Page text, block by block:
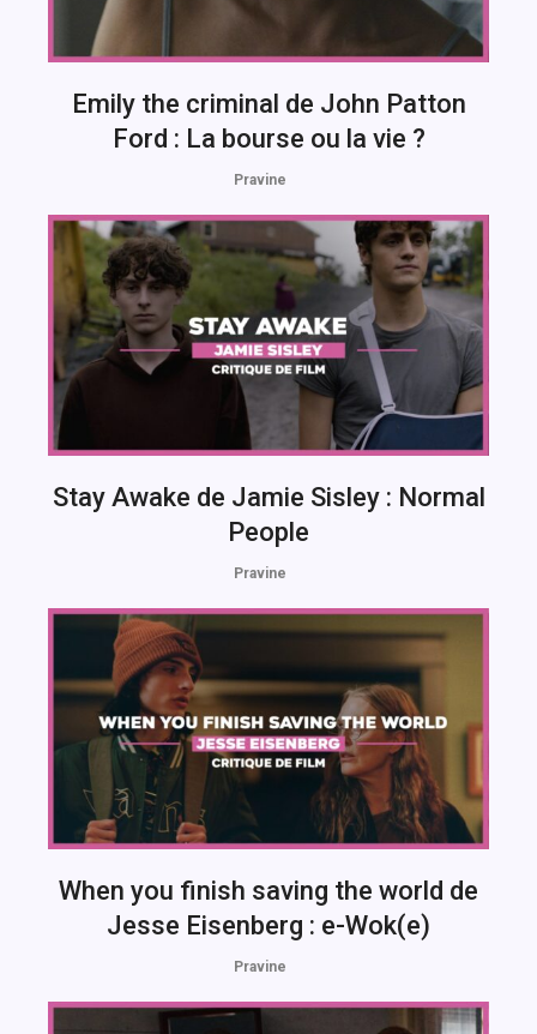
Emily the criminal de John Patton
Ford : La bourse ou la vie ?
Pravine
Stay Awake de Jamie Sisley : Normal
People
Pravine
When you finish saving the world de
Jesse Eisenberg : e-Wok(e)
Pravine